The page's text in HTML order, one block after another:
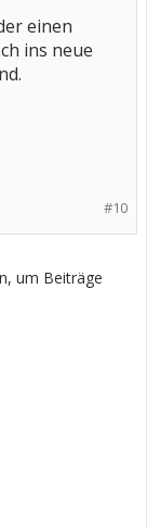
einen
ins neue
#10
um Beiträge